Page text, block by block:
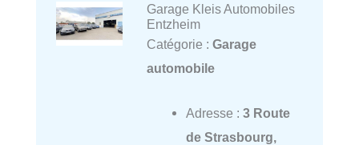
Garage Kleis Automobiles
Entzheim
Catégorie : Garage
automobile
Adresse : 3 Route
de Strasbourg,